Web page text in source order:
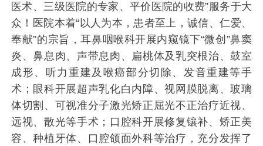
医术、三级医院的专家、平价医院的收费”服务于大
众！医院本着“以人为本，患者至上，诚信、仁爱、
奉献”的宗旨，耳鼻咽喉科开展内窥镜下“微创”鼻窦
炎、鼻息肉、声带息肉、扁桃体及乳突根治、鼓室
成形、听力重建及喉癌部分切除、发音重建等手
术；眼科开展超声乳化白内障、视网膜脱离、玻璃
体切割、可视准分子激光矫正屈光不正治疗近视、
远视、散光等手术；口腔科开展修复镶补、矫正美
容、种植牙体、口腔颌面外科等治疗，充分发挥了